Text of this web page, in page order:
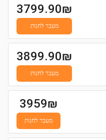
3799.90₪
מעבר לחנות
3899.90₪
מעבר לחנות
3959₪
מעבר לחנות